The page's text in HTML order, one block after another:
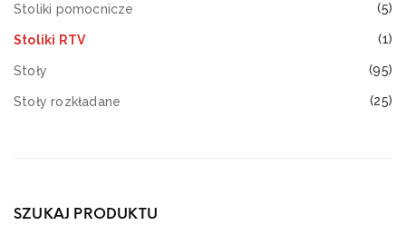
Stoliki pomocnicze (5)
Stoliki RTV (1)
Stoły (95)
Stoły rozkładane (25)
SZUKAJ PRODUKTU